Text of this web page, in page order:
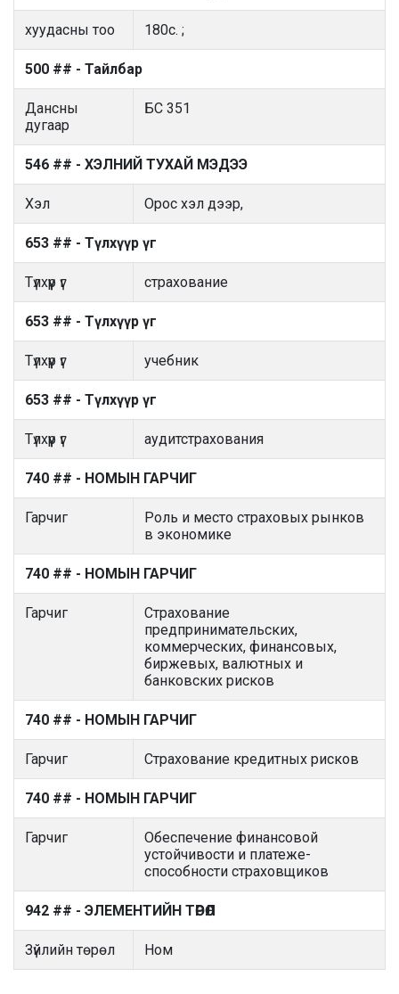
хуудасны тоо 180с. ;
500 ## - Тайлбар
Дансны
дугаар
БС 351
546 ## - ХЭЛНИЙ ТУХАЙ МЭДЭЭ
Хэл Орос хэл дээр,
653 ## - Түлхүүр үг
Түлхүүр үг страхование
653 ## - Түлхүүр үг
Түлхүүр үг учебник
653 ## - Түлхүүр үг
Түлхүүр үг аудитстрахования
740 ## - НОМЫН ГАРЧИГ
Гарчиг
Роль и место страховых рынков
в экономике
740 ## - НОМЫН ГАРЧИГ
Гарчиг
Страхование
предпринимательских,
коммерческих, финансовых,
биржевых, валютных и
банковских рисков
740 ## - НОМЫН ГАРЧИГ
Гарчиг Страхование кредитных рисков
740 ## - НОМЫН ГАРЧИГ
Гарчиг
Обеспечение финансовой
устойчивости и платеже-
способности страховщиков
942 ## - ЭЛЕМЕНТИЙН ТӨРӨЛ
Зүйлийн төрөл Ном